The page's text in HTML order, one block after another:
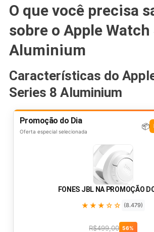
O que você precisa
sobre o Apple Watch
Aluminium
Características do
Series 8 Aluminium
Promoção do Dia
Oferta especial selecionada
📦
FONES JBL NA PROMOÇÃO
★★★☆☆ (8.479)
R$499,00 56%